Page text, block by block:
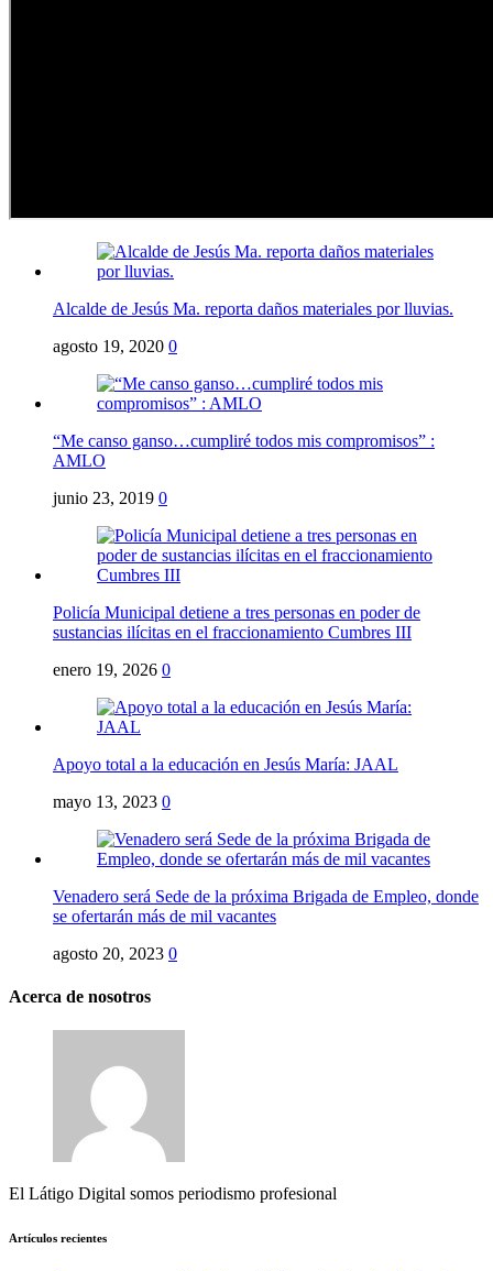
Alcalde de Jesús Ma. reporta daños materiales por lluvias.
agosto 19, 2020 0
“Me canso ganso…cumpliré todos mis compromisos” :
AMLO
junio 23, 2019 0
Policía Municipal detiene a tres personas en poder de
sustancias ilícitas en el fraccionamiento Cumbres III
enero 19, 2026 0
Apoyo total a la educación en Jesús María: JAAL
mayo 13, 2023 0
Venadero será Sede de la próxima Brigada de Empleo, donde
se ofertarán más de mil vacantes
agosto 20, 2023 0
Acerca de nosotros
El Látigo Digital somos periodismo profesional
Artículos recientes